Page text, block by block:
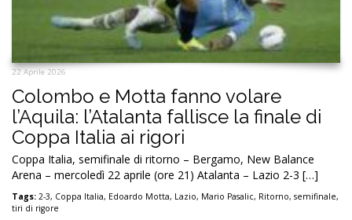
22 Aprile 2026
Colombo e Motta fanno volare
l’Aquila: l’Atalanta fallisce la finale di
Coppa Italia ai rigori
Coppa Italia, semifinale di ritorno – Bergamo, New Balance
Arena – mercoledì 22 aprile (ore 21) Atalanta – Lazio 2-3 […]
Tags: 2-3, Coppa Italia, Edoardo Motta, Lazio, Mario Pasalic, Ritorno, semifinale,
tiri di rigore